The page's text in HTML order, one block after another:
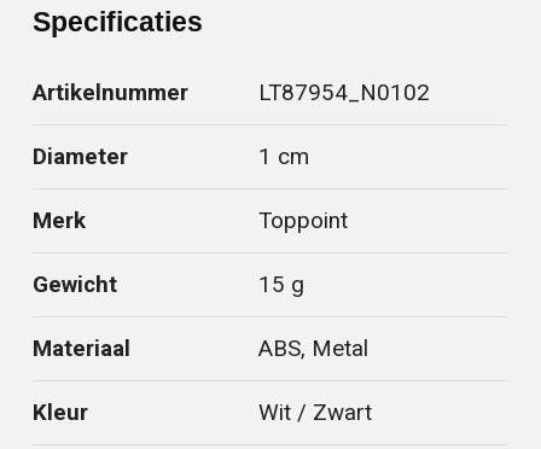
Specificaties
Artikelnummer LT87954_N0102
Diameter 1 cm
Merk Toppoint
Gewicht 15 g
Materiaal ABS, Metal
Kleur Wit / Zwart